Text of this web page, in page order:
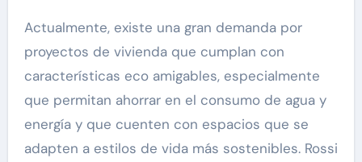
Actualmente, existe una gran demanda por
proyectos de vivienda que cumplan con
características eco amigables, especialmente
que permitan ahorrar en el consumo de agua y
energía y que cuenten con espacios que se
adapten a estilos de vida más sostenibles. Rossi